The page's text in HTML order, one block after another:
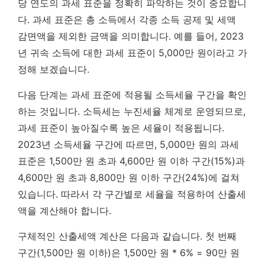
당 연도의 과세 표준을 정확히 파악하는 것이 중요합니
다. 과세 표준은 총 소득에서 각종 소득 공제 및 세액
감면액을 제외한 금액을 의미합니다. 예를 들어, 2023
년 귀속 소득에 대한 과세 표준이 5,000만 원이라고 가
정해 보겠습니다.
다음 단계는 과세 표준에 적용될 소득세율 구간을 확인
하는 것입니다. 소득세는 누진세율 체계로 운영되므로,
과세 표준이 높아질수록 높은 세율이 적용됩니다.
2023년 소득세율 구간에 따르면, 5,000만 원의 과세
표준은 1,500만 원 초과 4,600만 원 이하 구간(15%)과
4,600만 원 초과 8,800만 원 이하 구간(24%)에 걸쳐
있습니다. 따라서 각 구간별로 세율을 적용하여 산출세
액을 계산해야 합니다.
구체적인 산출세액 계산은 다음과 같습니다. 첫 번째
구간(1,500만 원 이하)은 1,500만 원 * 6% = 90만 원